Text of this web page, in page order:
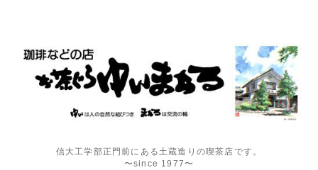
信大工学部正門前にある土蔵造りの喫茶店です。
〜since 1977〜